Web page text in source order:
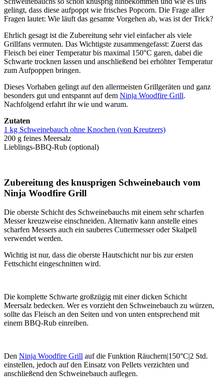
gelingt, dass diese aufpoppt wie frisches Popcorn. Die Frage aller
Fragen lautet: Wie läuft das gesamte Vorgehen ab, was ist der Trick?
Ehrlich gesagt ist die Zubereitung sehr viel einfacher als viele
Grillfans vermuten. Das Wichtigste zusammengefasst: Zuerst das
Fleisch bei einer Temperatur bis maximal 150°C garen, dabei die
Schwarte trocknen lassen und anschließend bei erhöhter Temperatur
zum Aufpoppen bringen.
Dieses Vorhaben gelingt auf den allermeisten Grillgeräten und ganz
besonders gut und entspannt auf dem Ninja Woodfire Grill.
Nachfolgend erfahrt ihr wie und warum.
Zutaten
1 kg Schweinebauch ohne Knochen (von Kreutzers)
200 g feines Meersalz
Lieblings-BBQ-Rub (optional)
Zubereitung des knusprigen Schweinebauch vom
Ninja Woodfire Grill
Die oberste Schicht des Schweinebauchs mit einem sehr scharfen
Messer kreuzweise einschneiden. Alternativ kann anstelle eines
scharfen Messers auch ein sauberes Cuttermesser oder Skalpell
verwendet werden.
Wichtig ist nur, dass die oberste Hautschicht nur bis zur ersten
Fettschicht eingeschnitten wird.
Die komplette Schwarte großzügig mit einer dicken Schicht
Meersalz bedecken. Wer es vorzieht den Schweinebauch zu würzen,
sollte das Fleisch an den Seiten und von unten entsprechend mit
einem BBQ-Rub einreiben.
Den Ninja Woodfire Grill auf die Funktion Räuchern|150°C|2 Std.
einstellen, jedoch auf den Einsatz von Pellets verzichten und
anschließend den Schweinebauch auflegen.